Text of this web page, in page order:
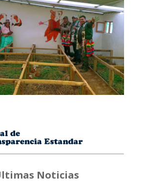
Noticias